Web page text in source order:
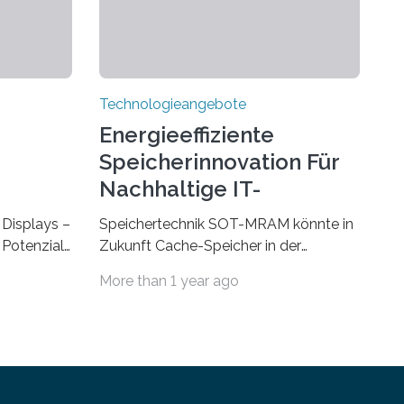
–
eine
Technologieangebote
Energieeffiziente
Speicherinnovation Für
Nachhaltige IT-
Lösungen
Speichertechnik SOT-MRAM könnte in
Zukunft Cache-Speicher in der
Foto, klick, und ab in die sozialen
More than 1 year ago